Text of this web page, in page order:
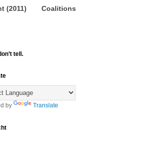
(2011) Coalitions
tell.
by Translate